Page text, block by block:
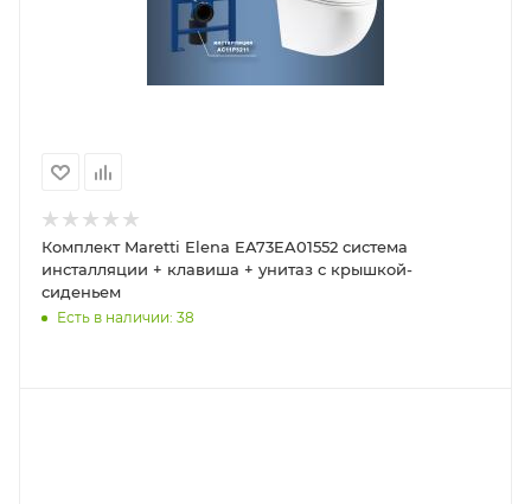
Комплект Maretti Elena EA73EA01552 система
инсталляции + клавиша + унитаз с крышкой-
сиденьем
Есть в наличии: 38